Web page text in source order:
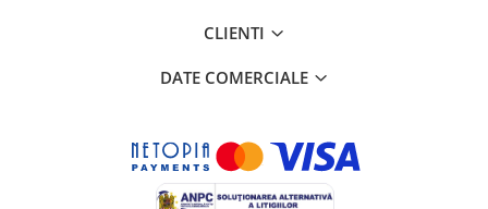
CLIENTI
DATE COMERCIALE